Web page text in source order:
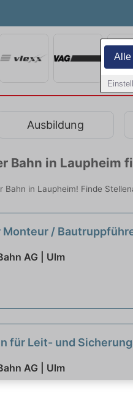
Alle
Ausbildung
Bahn in Laupheim
Bahn in Laupheim! Finde
Monteur /
AG | Ulm
für Leit- und
AG | Ulm